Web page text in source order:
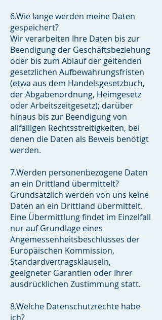
6.Wie lange werden meine Daten
gespeichert?
Wir verarbeiten Ihre Daten bis zur
Beendigung der Geschäftsbeziehung
oder bis zum Ablauf der geltenden
gesetzlichen Aufbewahrungsfristen
(etwa aus dem Handelsgesetzbuch,
der Abgabenordnung, Heimgesetz
oder Arbeitszeitgesetz); darüber
hinaus bis zur Beendigung von
allfälligen Rechtsstreitigkeiten, bei
denen die Daten als Beweis benötigt
werden.
7.Werden personenbezogene Daten
an ein Drittland übermittelt?
Grundsätzlich werden von uns keine
Daten an ein Drittland übermittelt.
Eine Übermittlung findet im Einzelfall
nur auf Grundlage eines
Angemessenheitsbeschlusses der
Europäischen Kommission,
Standardvertragsklauseln,
geeigneter Garantien oder Ihrer
ausdrücklichen Zustimmung statt.
8.Welche Datenschutzrechte habe
ich?